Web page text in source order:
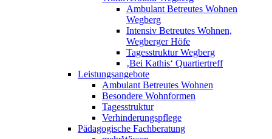
Ambulant Betreutes Wohnen
Wegberg
Intensiv Betreutes Wohnen,
Wegberger Höfe
Tagesstruktur Wegberg
‚Bei Kathis‘ Quartiertreff
Leistungsangebote
Ambulant Betreutes Wohnen
Besondere Wohnformen
Tagesstruktur
Verhinderungspflege
Pädagogische Fachberatung